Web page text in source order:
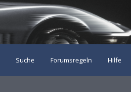
Suche Forumsregeln Hilfe